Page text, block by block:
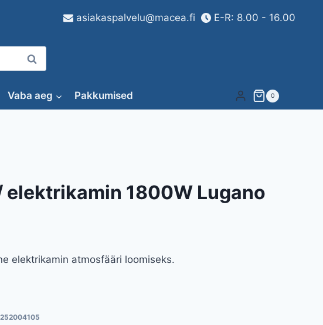
asiakaspalvelu@macea.fi E-R: 8.00 - 16.00
Otsi
Vaba aeg Pakkumised 0
elektrikamin 1800W Lugano
elektrikamin atmosfääri loomiseks.